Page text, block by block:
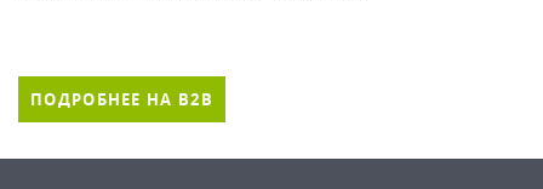
ПОДРОБНЕЕ НА B2B